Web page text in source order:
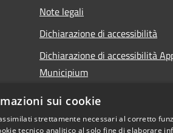
Note legali
Dichiarazione di accessibilità
Dichiarazione di accessibilità
Municipium
sui cookie
strettamente necessari al corretto
tecnico analitico al solo fine di elaborare